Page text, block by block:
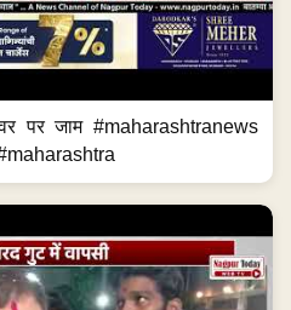
पर जाम #maharashtranews